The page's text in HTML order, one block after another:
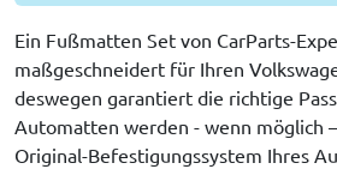
Ein Fußmatten Set von CarParts-
maßgeschneidert für Ihren
deswegen garantiert die richtige
Automatten werden - wenn möglich
Original-Befestigungssystem Ihres